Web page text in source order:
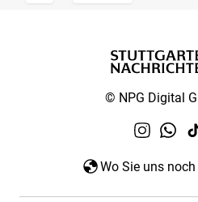
© NPG Digital
Wo Sie uns